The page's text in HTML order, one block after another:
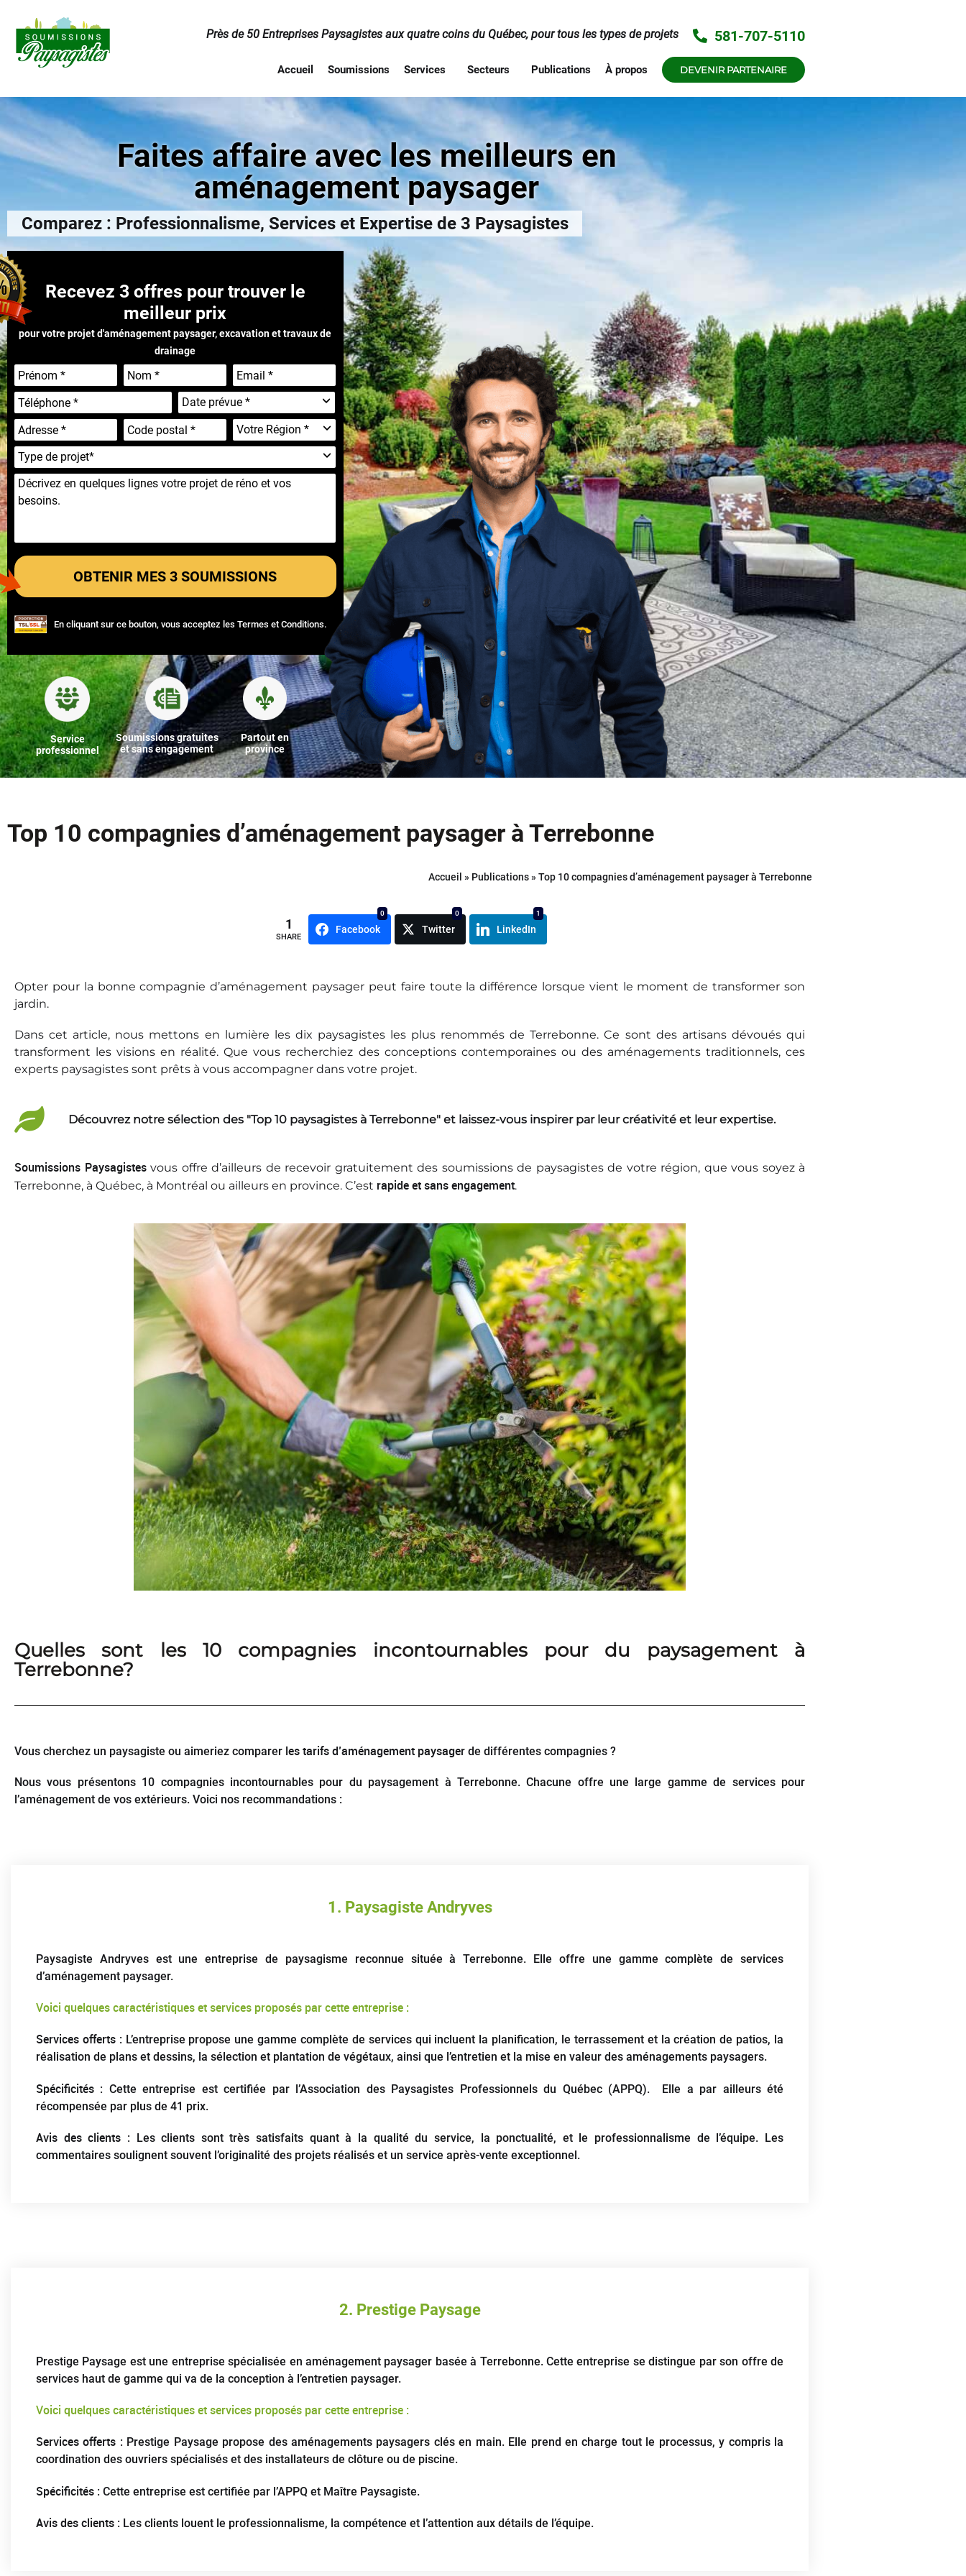
Près de 50 Entreprises Paysagistes aux quatre coins du Québec, pour tous les types de projets 581-707-5110
Accueil Soumissions Services Secteurs Publications À propos DEVENIR PARTENAIRE
Faites affaire avec les meilleurs en
aménagement paysager
Comparez : Professionnalisme, Services et Expertise de 3 Paysagistes
Recevez 3 offres pour trouver le
meilleur prix
pour votre projet d'aménagement paysager, excavation et travaux de
drainage
En cliquant sur ce bouton, vous acceptez les Termes et Conditions.
Service
professionnel
Soumissions gratuites
et sans engagement
Partout en
province
Top 10 compagnies d’aménagement paysager à Terrebonne
Accueil » Publications »Top 10 compagnies d’aménagement paysager à Terrebonne
1
SHARE
0
Facebook
0
Twitter
1
LinkedIn
Opter pour la bonne compagnie d’aménagement paysager peut faire toute la différence lorsque vient le moment de transformer son
jardin.
Dans cet article, nous mettons en lumière les dix paysagistes les plus renommés de Terrebonne. Ce sont des artisans dévoués qui
transforment les visions en réalité. Que vous recherchiez des conceptions contemporaines ou des aménagements traditionnels, ces
experts paysagistes sont prêts à vous accompagner dans votre projet.
Découvrez notre sélection des "Top 10 paysagistes à Terrebonne" et laissez-vous inspirer par leur créativité et leur expertise.
Soumissions Paysagistesvous offre d’ailleurs de recevoir gratuitement des soumissions de paysagistes de votre région, que vous soyez à
Terrebonne, à Québec, à Montréal ou ailleurs en province. C’est rapide et sans engagement.
Quelles sont les 10 compagnies incontournables pour du paysagement à
Terrebonne?
Vous cherchez un paysagiste ou aimeriez comparer les tarifs d’aménagement paysager de différentes compagnies ?
Nous vous présentons 10 compagnies incontournables pour du paysagement à Terrebonne. Chacune offre une large gamme de services pour
l’aménagement de vos extérieurs. Voici nos recommandations :
1. Paysagiste Andryves
Paysagiste Andryves est une entreprise de paysagisme reconnue située à Terrebonne. Elle offre une gamme complète de services
d’aménagement paysager.
Voici quelques caractéristiques et services proposés par cette entreprise :
Services offerts: L’entreprise propose une gamme complète de services qui incluent la planification, le terrassement et la création de patios, la
réalisation de plans et dessins, la sélection et plantation de végétaux, ainsi que l’entretien et la mise en valeur des aménagements paysagers.
Spécificités : Cette entreprise est certifiée par l’Association des Paysagistes Professionnels du Québec (APPQ). Elle a par ailleurs été
récompensée par plus de 41 prix.
Avis des clients : Les clients sont très satisfaits quant à la qualité du service, la ponctualité, et le professionnalisme de l’équipe. Les
commentaires soulignent souvent l’originalité des projets réalisés et un service après-vente exceptionnel.
2. Prestige Paysage
Prestige Paysage est une entreprise spécialisée en aménagement paysager basée à Terrebonne. Cette entreprise se distingue par son offre de
services haut de gamme qui va de la conception à l’entretien paysager.
Voici quelques caractéristiques et services proposés par cette entreprise :
Services offerts : Prestige Paysage propose des aménagements paysagers clés en main. Elle prend en charge tout le processus, y compris la
coordination des ouvriers spécialisés et des installateurs de clôture ou de piscine.
Spécificités : Cette entreprise est certifiée par l’APPQ et Maître Paysagiste​​​​.
Avis des clients : Les clients louent le professionnalisme, la compétence et l’attention aux détails de l’équipe.